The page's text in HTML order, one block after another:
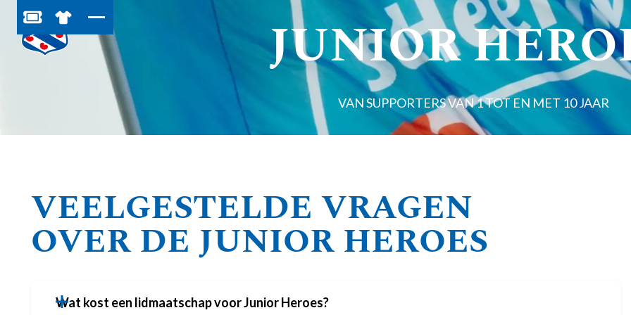
BESTEL JOUW TICKETS
SHOP IN DE FEANSTORE JUNIOR
VAN SUPPORTERS VAN 1 TOT EN MET 10 JAAR
VEELGESTELDE VRAGEN
OVER DE JUNIOR HEROES
Wat kost een lidmaatschap voor Junior Heroes?